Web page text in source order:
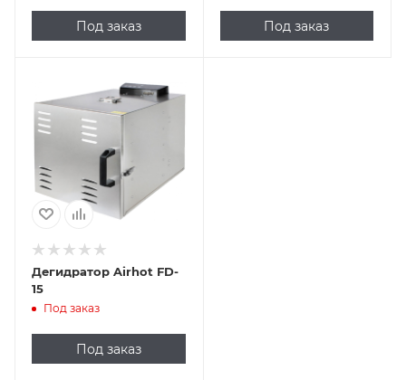
Под заказ Под заказ
Дегидратор Airhot FD-
15
Под заказ
Под заказ